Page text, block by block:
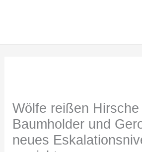
Wölfe reißen Hirsche
Baumholder und
neues